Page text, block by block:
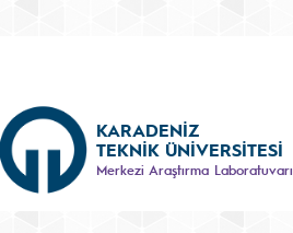
KARADENİZ
TEKNİK ÜNİVERSİTESİ
Merkezi Araştırma Laboratuvarı